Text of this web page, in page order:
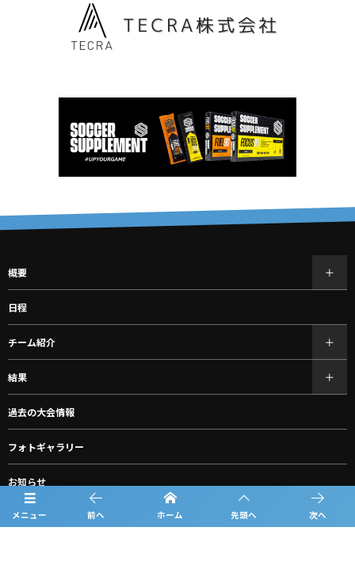
メニュー 前へ ホーム 先頭へ 次へ
概要
日程
チーム紹介
結果
過去の大会情報
フォトギャラリー
お知らせ
ルーキーリーグ一覧